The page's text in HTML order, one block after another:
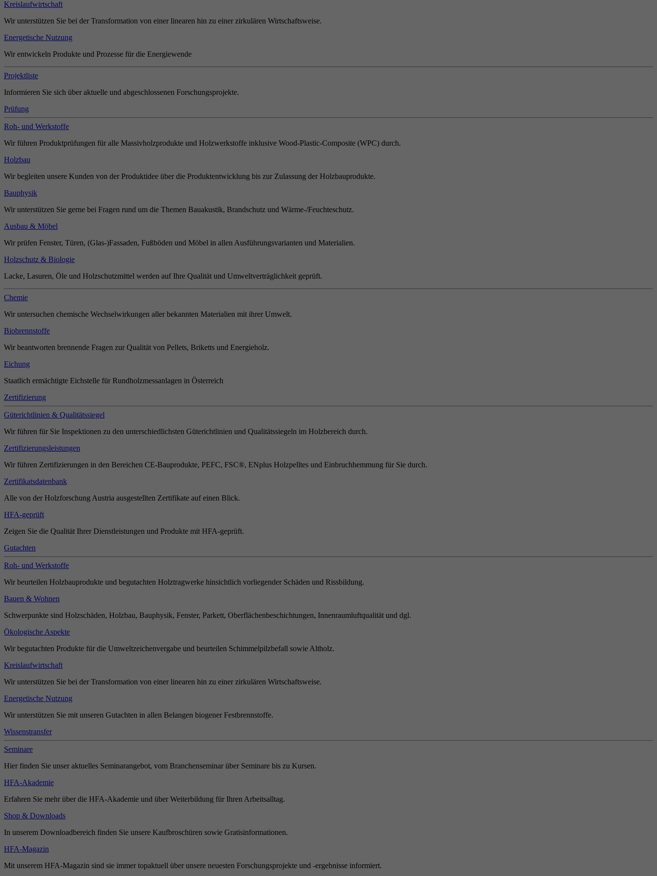
Kreislaufwirtschaft
Wir unterstützen Sie bei der Transformation von einer linearen hin zu einer zirkulären Wirtschaftsweise.
Energetische Nutzung
Wir entwickeln Produkte und Prozesse für die Energiewende
Projektliste
Informieren Sie sich über aktuelle und abgeschlossenen Forschungsprojekte.
Prüfung
Roh- und Werkstoffe
Wir führen Produktprüfungen für alle Massivholzprodukte und Holzwerkstoffe inklusive Wood-Plastic-Composite (WPC) durch.
Holzbau
Wir begleiten unsere Kunden von der Produktidee über die Produktentwicklung bis zur Zulassung der Holzbauprodukte.
Bauphysik
Wir unterstützen Sie gerne bei Fragen rund um die Themen Bauakustik, Brandschutz und Wärme-/Feuchteschutz.
Ausbau & Möbel
Wir prüfen Fenster, Türen, (Glas-)Fassaden, Fußböden und Möbel in allen Ausführungsvarianten und Materialien.
Holzschutz & Biologie
Lacke, Lasuren, Öle und Holzschutzmittel werden auf Ihre Qualität und Umweltverträglichkeit geprüft.
Chemie
Wir untersuchen chemische Wechselwirkungen aller bekannten Materialien mit ihrer Umwelt.
Biobrennstoffe
Wir beantworten brennende Fragen zur Qualität von Pellets, Briketts und Energieholz.
Eichung
Staatlich ermächtigte Eichstelle für Rundholzmessanlagen in Österreich
Zertifizierung
Güterichtlinien & Qualitätssiegel
Wir führen für Sie Inspektionen zu den unterschiedlichsten Güterichtlinien und Qualitätssiegeln im Holzbereich durch.
Zertifizierungsleistungen
Wir führen Zertifizierungen in den Bereichen CE-Bauprodukte, PEFC, FSC®, ENplus Holzpelltes und Einbruchhemmung für Sie durch.
Zertifikatsdatenbank
Alle von der Holzforschung Austria ausgestellten Zertifikate auf einen Blick.
HFA-geprüft
Zeigen Sie die Qualität Ihrer Dienstleistungen und Produkte mit HFA-geprüft.
Gutachten
Roh- und Werkstoffe
Wir beurteilen Holzbauprodukte und begutachten Holztragwerke hinsichtlich vorliegender Schäden und Rissbildung.
Bauen & Wohnen
Schwerpunkte sind Holzschäden, Holzbau, Bauphysik, Fenster, Parkett, Oberflächenbeschichtungen, Innenraumluftqualität und dgl.
Ökologische Aspekte
Wir begutachten Produkte für die Umweltzeichenvergabe und beurteilen Schimmelpilzbefall sowie Altholz.
Kreislaufwirtschaft
Wir unterstützen Sie bei der Transformation von einer linearen hin zu einer zirkulären Wirtschaftsweise.
Energetische Nutzung
Wir unterstützen Sie mit unseren Gutachten in allen Belangen biogener Festbrennstoffe.
Wissenstransfer
Seminare
Hier finden Sie unser aktuelles Seminarangebot, vom Branchenseminar über Seminare bis zu Kursen.
HFA-Akademie
Erfahren Sie mehr über die HFA-Akademie und über Weiterbildung für Ihren Arbeitsalltag.
Shop & Downloads
In unserem Downloadbereich finden Sie unsere Kaufbroschüren sowie Gratisinformationen.
HFA-Magazin
Mit unserem HFA-Magazin sind sie immer topaktuell über unsere neuesten Forschungsprojekte und -ergebnisse informiert.